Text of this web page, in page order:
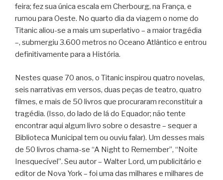
feira; fez sua única escala em Cherbourg, na França, e
rumou para Oeste. No quarto dia da viagem o nome do
Titanic aliou-se a mais um superlativo – a maior tragédia
–, submergiu 3.600 metros no Oceano Atlântico e entrou
definitivamente para a História.
Nestes quase 70 anos, o Titanic inspirou quatro novelas,
seis narrativas em versos, duas peças de teatro, quatro
filmes, e mais de 50 livros que procuraram reconstituir a
tragédia. (Isso, do lado de lá do Equador; não tente
encontrar aqui algum livro sobre o desastre – sequer a
Biblioteca Municipal tem ou ouviu falar). Um desses mais
de 50 livros chama-se “A Night to Remember”, “Noite
Inesquecível”. Seu autor – Walter Lord, um publicitário e
editor de Nova York – foi uma das milhares e milhares de